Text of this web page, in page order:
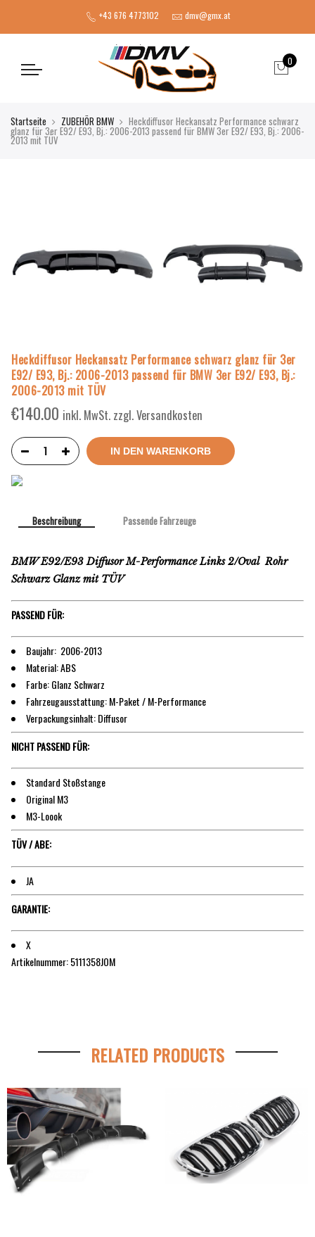
+43 676 4773102 dmv@gmx.at
0
Startseite ZUBEHÖR BMW Heckdiffusor Heckansatz Performance schwarz
glanz für 3er E92/ E93, Bj.: 2006-2013 passend für BMW 3er E92/ E93, Bj.: 2006-
2013 mit TÜV
Heckdiffusor Heckansatz Performance schwarz glanz für 3er
E92/ E93, Bj.: 2006-2013 passend für BMW 3er E92/ E93, Bj.:
2006-2013 mit TÜV
€140.00 inkl. MwSt. zzgl. Versandkosten
IN DEN WARENKORB
Beschreibung Passende Fahrzeuge
BMW E92/E93 Diffusor M-Performance Links 2/Oval Rohr
Schwarz Glanz mit TÜV
PASSEND FÜR:
Baujahr: 2006-2013
Material: ABS
Farbe: Glanz Schwarz
Fahrzeugausstattung: M-Paket / M-Performance
Verpackungsinhalt: Diffusor
NICHT PASSEND FÜR:
Standard Stoßstange
Original M3
M3-Loook
TÜV / ABE:
JA
GARANTIE:
X
Artikelnummer:5111358JOM
RELATED PRODUCTS